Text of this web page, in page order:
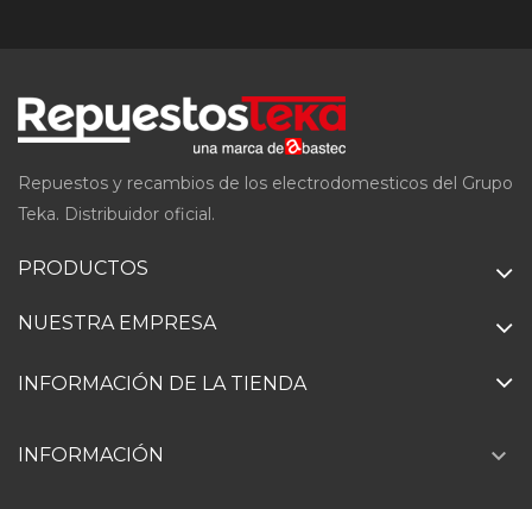
Repuestos y recambios de los electrodomesticos del Grupo
Teka. Distribuidor oficial.
PRODUCTOS
NUESTRA EMPRESA
INFORMACIÓN DE LA TIENDA
INFORMACIÓN 